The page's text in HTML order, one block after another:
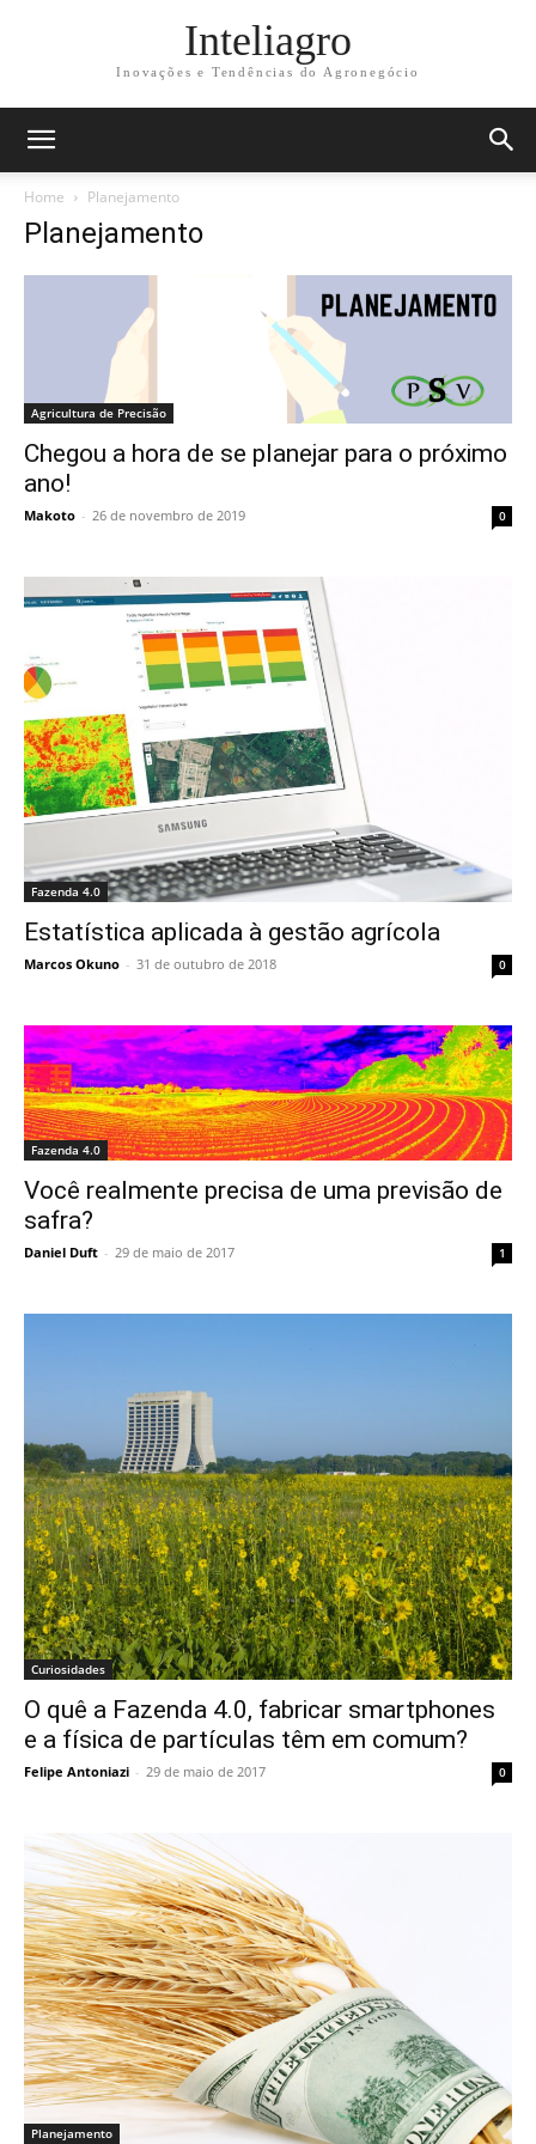
Inteliagro
Inovações e Tendências do Agronegócio
Home Planejamento
Planejamento
Agricultura de Precisão
Chegou a hora de se planejar para o próximo
ano!
Makoto - 26 de novembro de 2019 0
Fazenda 4.0
Estatística aplicada à gestão agrícola
Marcos Okuno - 31 de outubro de 2018 0
Fazenda 4.0
Você realmente precisa de uma previsão de
safra?
Daniel Duft - 29 de maio de 2017 1
Curiosidades
O quê a Fazenda 4.0, fabricar smartphones
e a física de partículas têm em comum?
Felipe Antoniazi - 29 de maio de 2017 0
Planejamento